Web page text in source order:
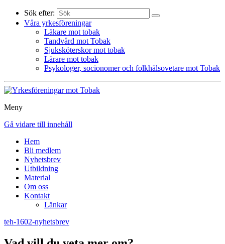
Sök efter:
Våra yrkesföreningar
Läkare mot tobak
Tandvård mot Tobak
Sjuksköterskor mot tobak
Lärare mot tobak
Psykologer, socionomer och folkhälsovetare mot Tobak
Meny
Gå vidare till innehåll
Hem
Bli medlem
Nyhetsbrev
Utbildning
Material
Om oss
Kontakt
Länkar
teh-1602-nyhetsbrev